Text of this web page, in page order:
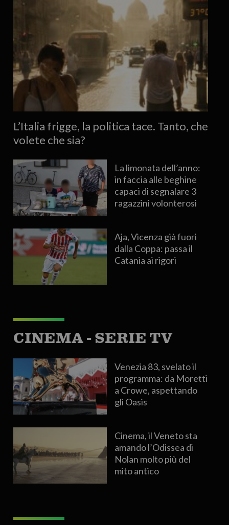
L’Italia frigge, la politica tace. Tanto, che
volete che sia?
La limonata dell’anno:
in faccia alle beghine
capaci di segnalare 3
ragazzini volonterosi
Aja, Vicenza già fuori
dalla Coppa: passa il
Catania ai rigori
CINEMA - SERIE TV
Venezia 83, svelato il
programma: da Moretti
a Crowe, aspettando
gli Oasis
Cinema, il Veneto sta
amando l’Odissea di
Nolan molto più del
mito antico